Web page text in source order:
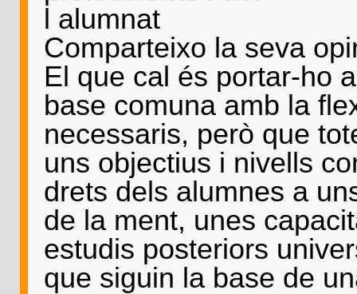
l alumnat
Comparteixo la seva
El que cal és portar-ho
base comuna amb la
necessaris, però que
uns objectius i nivells
drets dels alumnes a
de la ment, unes
estudis posteriors
que siguin la base de